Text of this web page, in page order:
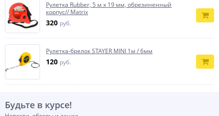
Рулетка Rubber, 5 м х 19 мм, обрезиненный
корпус// Matrix
320 руб.
Рулетка-брелок STAYER MINI 1м / 6мм
120 руб.
Будьте в курсе!